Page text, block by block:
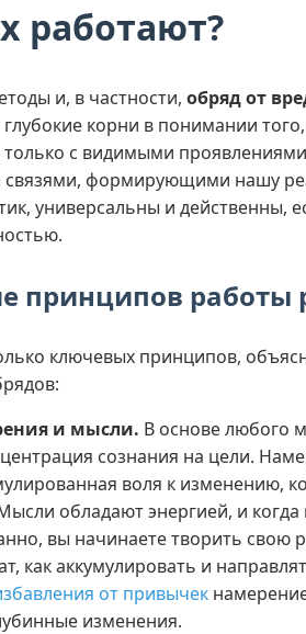
работают?
и, в частности, обряд от
корни в понимании
с видимыми
связями, формирующими нашу
универсальны и действенны,
принципов работы
ключевых принципов,
и мысли. В основе любого
сознания на цели.
воля к изменению,
обладают энергией, и
вы начинаете творить свою
как аккумулировать и
от привычек
изменения.